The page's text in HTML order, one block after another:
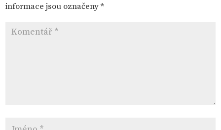
informace jsou označeny*